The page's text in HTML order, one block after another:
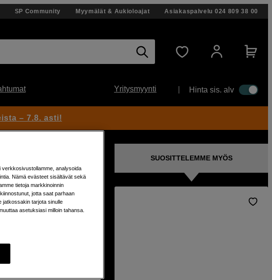
SP Community Myymälät & Aukioloajat Asiakaspalvelu 024 809 38 00
Yritysmyynti Hinta sis. alv
SUOSITTELEMME MYÖS
– 7.8. asti!
analysoida
Nämä evästeet sisältävät sekä
tietoja markkinoinnin
jotta saat parhaan
tarjota sinulle
asetuksiasi milloin tahansa.